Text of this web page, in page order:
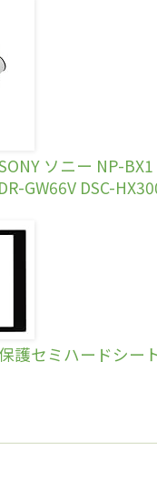
ソニー NP-
GW66V DSC-
護セミハードシー